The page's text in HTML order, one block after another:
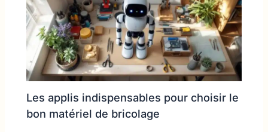
Les applis indispensables pour choisir le
bon matériel de bricolage